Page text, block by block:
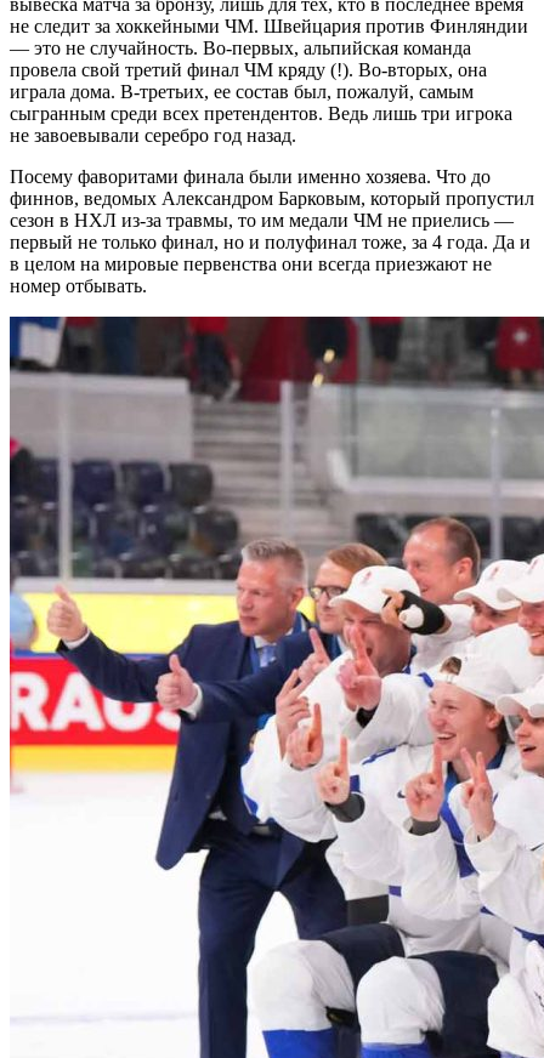
не следит за хоккейными ЧМ. Швейцария против Финляндии
— это не случайность. Во-первых, альпийская команда
провела свой третий финал ЧМ кряду (!). Во-вторых, она
играла дома. В-третьих, ее состав был, пожалуй, самым
сыгранным среди всех претендентов. Ведь лишь три игрока
не завоевывали серебро год назад.
Посему фаворитами финала были именно хозяева. Что до
финнов, ведомых Александром Барковым, который пропустил
сезон в НХЛ из-за травмы, то им медали ЧМ не приелись —
первый не только финал, но и полуфинал тоже, за 4 года. Да и
в целом на мировые первенства они всегда приезжают не
номер отбывать.